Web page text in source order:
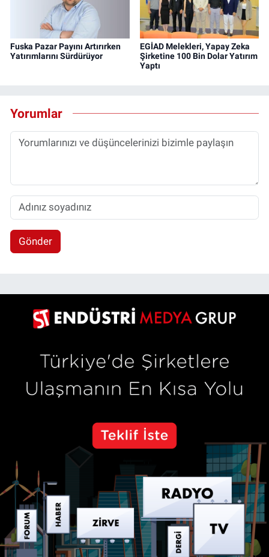
Fuska Pazar Payını Artırırken
Yatırımlarını Sürdürüyor
EGİAD Melekleri, Yapay Zeka
Şirketine 100 Bin Dolar Yatırım
Yaptı
Yorumlar
Gönder